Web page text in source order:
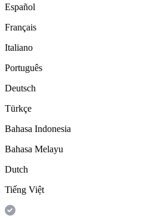
Español
Français
Italiano
Português
Deutsch
Türkçe
Bahasa Indonesia
Bahasa Melayu
Dutch
Tiếng Việt